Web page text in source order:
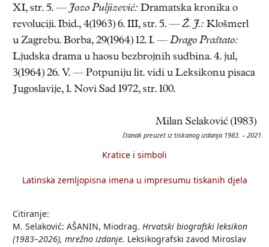
XI, str. 5. — Jozo Puljizević: Dramatska kronika o
revoluciji. Ibid., 4(1963) 6. III, str. 5. — Ž. J.: Klošmerl
u Zagrebu. Borba, 29(1964) 12. I. — Drago Praštato:
Ljudska drama u haosu bezbrojnih sudbina. 4. jul,
3(1964) 26. V. — Potpuniju lit. vidi u Leksikonu pisaca
Jugoslavije, 1. Novi Sad 1972, str. 100.
Milan Selaković (1983)
članak preuzet iz tiskanog izdanja 1983. – 2021.
Kratice i simboli
Latinska zemljopisna imena u impresumu tiskanih djela
Citiranje:
M. Selaković: AŠANIN, Miodrag. Hrvatski biografski leksikon
(1983–2026), mrežno izdanje. Leksikografski zavod Miroslav